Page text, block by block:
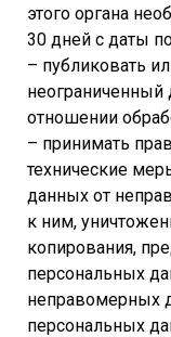
этого органа
30 дней с даты
– публиковать
неограниченный
отношении
– принимать
технические
данных от
к ним,
копирования,
персональных
неправомерных
персональных